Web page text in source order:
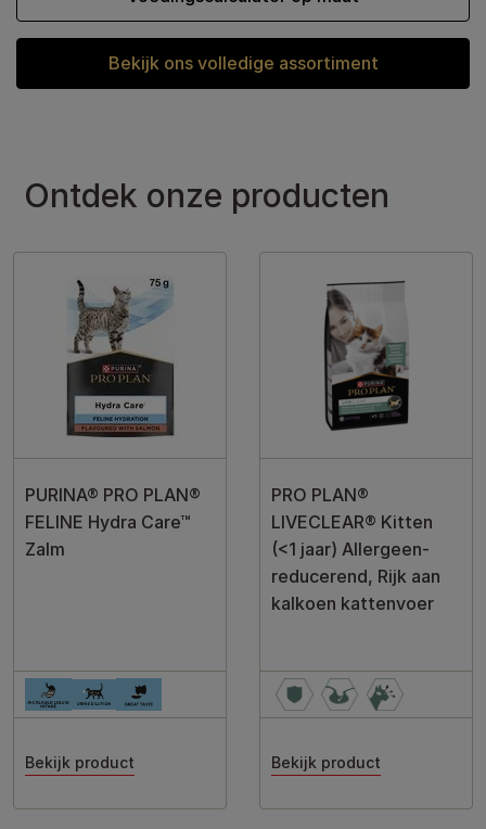
Bekijk ons volledige assortiment
Ontdek onze producten
PURINA® PRO PLAN®
FELINE Hydra Care™
Zalm
Bekijk product
PRO PLAN®
LIVECLEAR® Kitten
(<1 jaar) Allergeen-
reducerend, Rijk aan
kalkoen kattenvoer
Bekijk product